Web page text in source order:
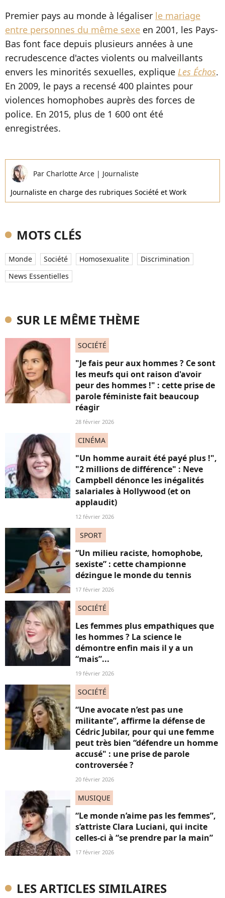
Premier pays au monde à légaliser le mariage
entre personnes du même sexe en 2001, les Pays-
Bas font face depuis plusieurs années à une
recrudescence d'actes violents ou malveillants
envers les minorités sexuelles, explique Les Échos.
En 2009, le pays a recensé 400 plaintes pour
violences homophobes auprès des forces de
police. En 2015, plus de 1 600 ont été
enregistrées.
Par Charlotte Arce | Journaliste
Journaliste en charge des rubriques Société et Work
MOTS CLÉS
Monde Société Homosexualite
Discrimination
News Essentielles
SUR LE MÊME THÈME
SOCIÉTÉ
"Je fais peur aux hommes ? Ce sont
les meufs qui ont raison d'avoir
peur des hommes !" : cette prise de
parole féministe fait beaucoup
réagir
28 février 2026
CINÉMA
"Un homme aurait été payé plus !",
"2 millions de différence" : Neve
Campbell dénonce les inégalités
salariales à Hollywood (et on
applaudit)
12 février 2026
SPORT
“Un milieu raciste, homophobe,
sexiste” : cette championne
dézingue le monde du tennis
17 février 2026
SOCIÉTÉ
Les femmes plus empathiques que
les hommes ? La science le
démontre enfin mais il y a un
“mais”...
19 février 2026
SOCIÉTÉ
“Une avocate n’est pas une
militante”, affirme la défense de
Cédric Jubilar, pour qui une femme
peut très bien “défendre un homme
accusé" : une prise de parole
controversée ?
20 février 2026
MUSIQUE
“Le monde n’aime pas les femmes”,
s’attriste Clara Luciani, qui incite
celles-ci à “se prendre par la main”
17 février 2026
LES ARTICLES SIMILAIRES